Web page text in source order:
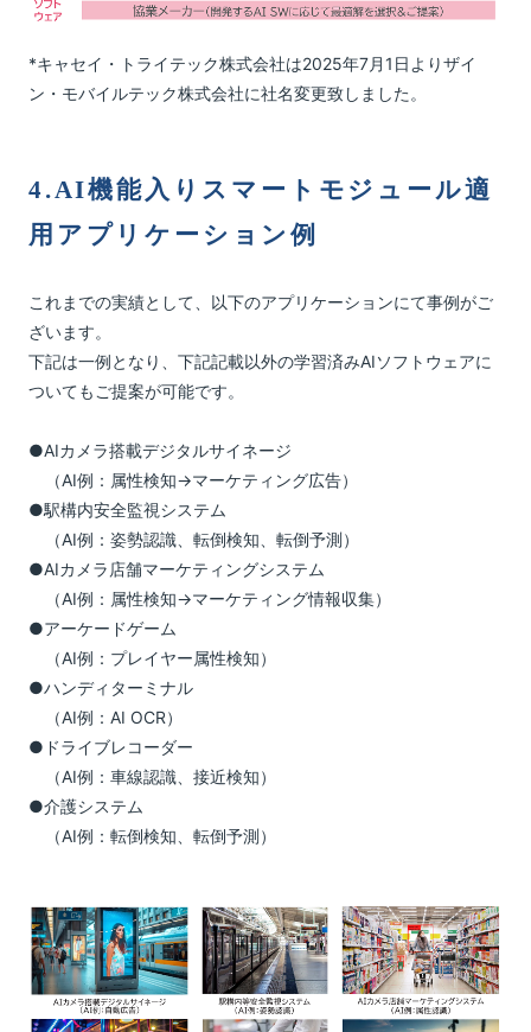
*キャセイ・トライテック株式会社は2025年7月1日よりザイ
ン・モバイルテック株式会社に社名変更致しました。
4.AI機能入りスマートモジュール適
用アプリケーション例
これまでの実績として、以下のアプリケーションにて事例がご
ざいます。
下記は一例となり、下記記載以外の学習済みAIソフトウェアに
ついてもご提案が可能です。
●AIカメラ搭載デジタルサイネージ
（AI例：属性検知→マーケティング広告）
●駅構内安全監視システム
（AI例：姿勢認識、転倒検知、転倒予測）
●AIカメラ店舗マーケティングシステム
（AI例：属性検知→マーケティング情報収集）
●アーケードゲーム
（AI例：プレイヤー属性検知）
●ハンディターミナル
（AI例：AI OCR）
●ドライブレコーダー
（AI例：車線認識、接近検知）
●介護システム
（AI例：転倒検知、転倒予測）